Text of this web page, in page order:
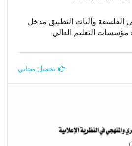
الفلسفة وآليات التطبيق مدخل
مؤسسات التعليم العالي
تحميل مجاني